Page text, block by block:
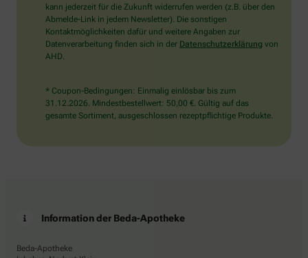
Flagge.
kann jederzeit für die Zukunft widerrufen werden (z.B. über den
Abmelde-Link in jedem Newsletter). Die sonstigen
Kontaktmöglichkeiten dafür und weitere Angaben zur
Datenverarbeitung finden sich in der Datenschutzerklärung von
AHD.
* Coupon-Bedingungen: Einmalig einlösbar bis zum
31.12.2026. Mindestbestellwert: 50,00 €. Gültig auf das
gesamte Sortiment, ausgeschlossen rezeptpflichtige Produkte.
Information der Beda-Apotheke
Beda-Apotheke